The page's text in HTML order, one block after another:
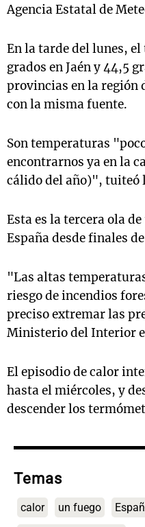
Agencia Estatal de
En la tarde del lunes,
grados en Jaén y 44,5
provincias en la región
con la misma fuente.
Son temperaturas
encontrarnos ya en la
cálido del año)", tuiteó
Esta es la tercera ola
España desde finales
"Las altas
riesgo de incendios
preciso extremar las
Ministerio del Interior
El episodio de calor
hasta el miércoles, y
descender los
Temas
calor un fuego